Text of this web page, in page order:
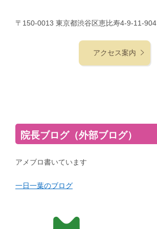
〒150-0013 東京都渋谷区恵比寿4-9-11-904
アクセス案内
院長ブログ（外部ブログ）
アメブロ書いています
一日一葉のブログ